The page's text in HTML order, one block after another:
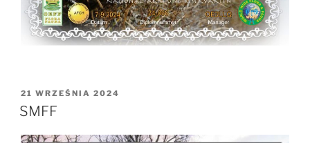
OPUBLIKOWANE
W
21 WRZEŚNIA 2024
SMFF